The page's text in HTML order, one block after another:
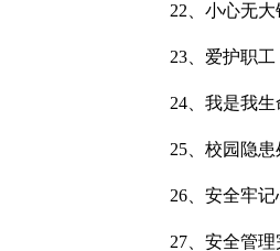
22、小心无大错
23、爱护职工
24、我是我生
25、校园隐患处
26、安全牢记
27、安全管理完